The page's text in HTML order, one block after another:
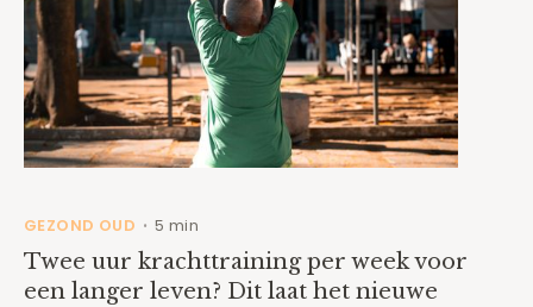
GEZOND OUD • 5 min
Twee uur krachttraining per week voor
een langer leven? Dit laat het nieuwe